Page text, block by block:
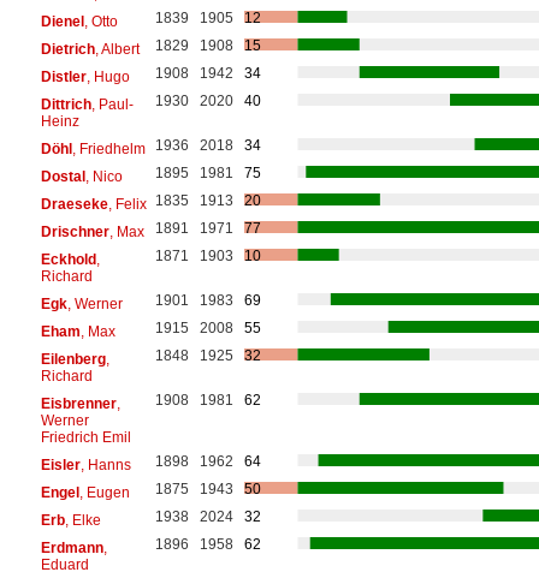
Dienel, Otto 1839 1905
12
Dietrich, Albert 1829 1908
15
Distler, Hugo 1908 1942
34
Dittrich, Paul-
Heinz
1930 2020 40
Döhl, Friedhelm 1936 2018
34
Dostal, Nico 1895 1981
75
Draeseke, Felix 1835 1913
20
Drischner, Max 1891 1971
77
Eckhold,
Richard
1871 1903 10
Egk, Werner 1901 1983
69
Eham , Max 1915 2008
55
Eilenberg,
Richard
1848 1925 32
Eisbrenner,
Werner
Friedrich Emil
1908 1981 62
Eisler, Hanns 1898 1962
64
Engel, Eugen 1875 1943
50
Erb, Elke 1938 2024
32
Erdmann,
Eduard
1896 1958 62